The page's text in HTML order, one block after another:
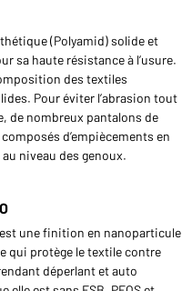
(Polyamid) solide et
sa haute résistance à l’usure.
des textiles
Pour éviter l’abrasion tout
de nombreux pantalons de
d’empiècements en
niveau des genoux.
est une finition en nanoparticule
qui protège le textile contre
déperlant et auto